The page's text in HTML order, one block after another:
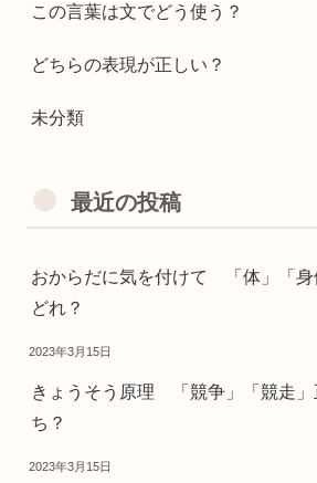
この言葉は文でどう使う？
どちらの表現が正しい？
未分類
最近の投稿
おからだに気を付けて 「体」「身
どれ？
2023年3月15日
きょうそう原理 「競争」「競走」
ち？
2023年3月15日